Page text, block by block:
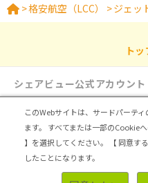
>格安航空（LCC） >ジェッ
ト
シェアビュー公式アカウント
ログイ
トップ | シェアビューとは レビュア
運営会社 | 個人情報の取扱いについて
このWebサイトは、サードパーテ
ます。
すべてまたは一部のCookie
】を選択してください。
【 同意す
したことになります。